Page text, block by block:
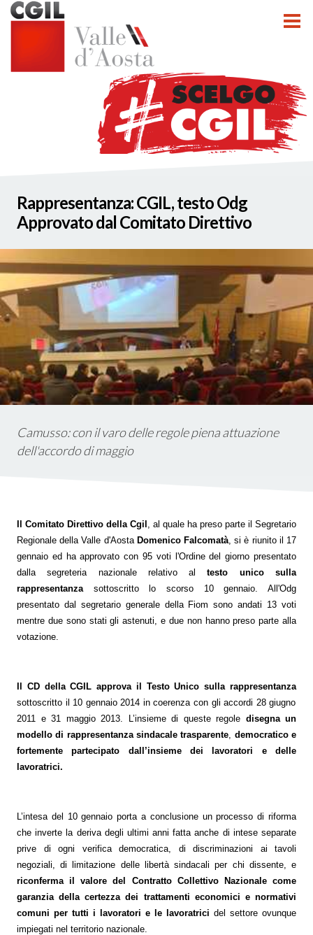
Rappresentanza: CGIL, testo Odg
Approvato dal Comitato Direttivo
Camusso: con il varo delle regole piena attuazione
dell'accordo di maggio
Il Comitato Direttivo della Cgil , al quale ha preso parte il Segretario
Regionale della Valle d'Aosta Domenico Falcomatà , si è riunito il 17
gennaio ed ha approvato con 95 voti l'Ordine del giorno presentato
dalla segreteria nazionale relativo altesto unico sulla
rappresentanza sottoscritto lo scorso 10 gennaio. All'Odg
presentato dal segretario generale della Fiom sono andati 13 voti
mentre due sono stati gli astenuti,
e due non hanno preso parte alla
votazione.
Il CD della CGIL approva il Testo Unico sulla rappresentanza
sottoscritto il 10 gennaio 2014 in coerenza con gli accordi 28 giugno
2011 e 31 maggio 2013. L’insieme di queste regole disegna un
modello di rappresentanza sindacale trasparente democratico e
fortemente partecipato dall’insieme dei lavoratori e delle
lavoratrici.
L’intesa del 10 gennaio porta a conclusione un processo di riforma
che inverte la deriva degli ultimi anni fatta anche di intese separate
prive di ogni verifica democratica, di discriminazioni ai tavoli
negoziali, di limitazione delle libertà sindacali per chi dissente, e
riconferma il valore del Contratto Collettivo Nazionale come
garanzia della certezza dei trattamenti economici e normativi
comuni per tutti i lavoratori e le lavoratrici del settore ovunque
impiegati nel territorio nazionale.
INCA